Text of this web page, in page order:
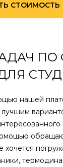
СТОИМОСТЬ
ПО
нашей